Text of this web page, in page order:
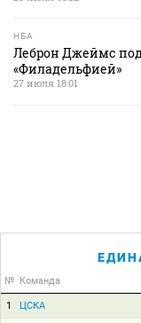
НБА
Леброн Джеймс
«Филадельфией»
27 июля 18:01
№ Команда
1 ЦСКА